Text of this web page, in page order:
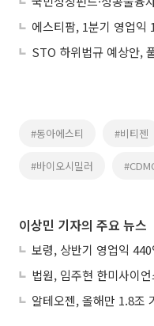
에스티팜, 1분기 영업
#동아에스티 #비티젠
#바이오시밀러
이상민 기자의 주요 뉴스
법원, 임주현 한미사이